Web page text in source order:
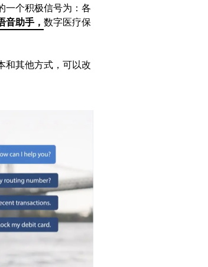
一个积极信号为：各
音助手， 数字医疗保
和其他方式，可以改